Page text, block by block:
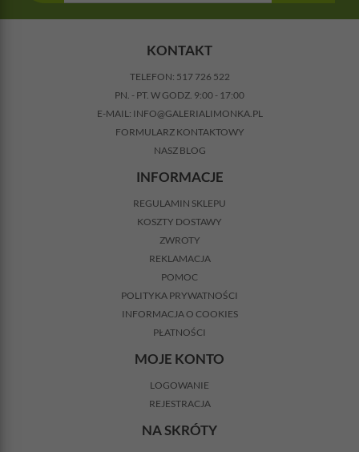
KONTAKT
TELEFON: 517 726 522
PN. - PT. W GODZ. 9:00 - 17:00
E-MAIL: INFO@GALERIALIMONKA.PL
FORMULARZ KONTAKTOWY
NASZ BLOG
INFORMACJE
REGULAMIN SKLEPU
KOSZTY DOSTAWY
ZWROTY
REKLAMACJA
POMOC
POLITYKA PRYWATNOŚCI
INFORMACJA O COOKIES
PŁATNOŚCI
MOJE KONTO
LOGOWANIE
REJESTRACJA
NA SKRÓTY